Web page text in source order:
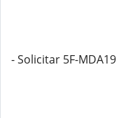
- Solicitar 5F-MDA19